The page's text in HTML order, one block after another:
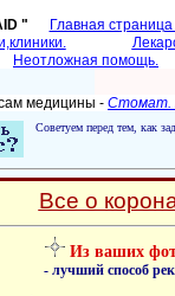
"
Главная
Неотложная помощь.
медицины - Стомат.
Советуем перед тем, как
Все о
Из ваших
- лучший способ